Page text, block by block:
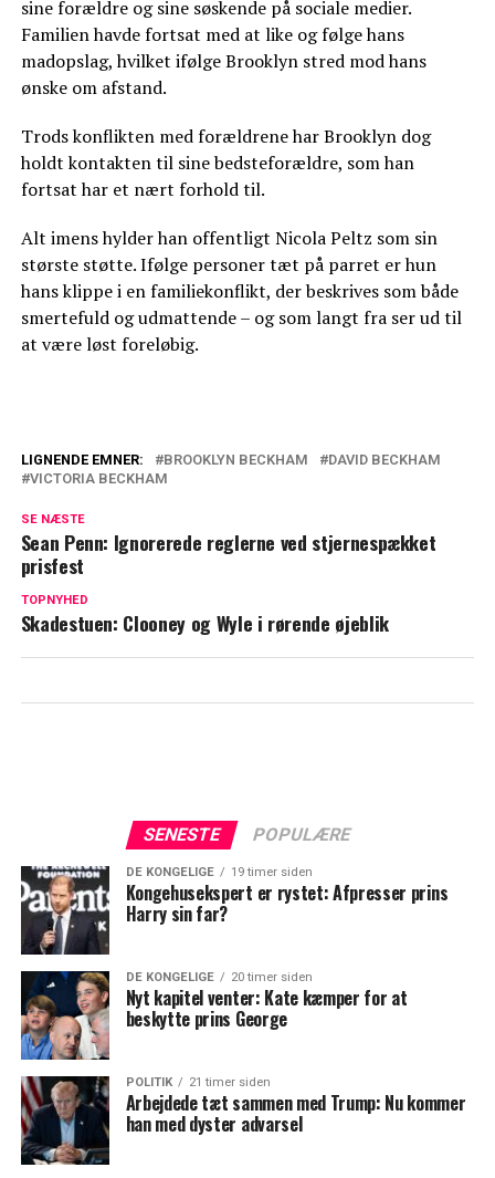
sine forældre og sine søskende på sociale medier.
Familien havde fortsat med at like og følge hans
madopslag, hvilket ifølge Brooklyn stred mod hans
ønske om afstand.
Trods konflikten med forældrene har Brooklyn dog
holdt kontakten til sine bedsteforældre, som han
fortsat har et nært forhold til.
Alt imens hylder han offentligt Nicola Peltz som sin
største støtte. Ifølge personer tæt på parret er hun
hans klippe i en familiekonflikt, der beskrives som både
smertefuld og udmattende – og som langt fra ser ud til
at være løst foreløbig.
David og Victoria er knuste: Beckham-
Kæmpe sorg for David og Victoria
LIGNENDE EMNER: BROOKLYN BECKHAM
DAVID BECKHAM
VICTORIA BECKHAM
SE NÆSTE
Sean Penn: Ignorerede reglerne ved stjernespækket
prisfest
TOPNYHED
Skadestuen: Clooney og Wyle i rørende øjeblik
SENESTE POPULÆRE
DE KONGELIGE 19 timer siden
Kongehusekspert er rystet: Afpresser prins
Harry sin far?
DE KONGELIGE 20 timer siden
Nyt kapitel venter: Kate kæmper for at
beskytte prins George
POLITIK 21 timer siden
Arbejdede tæt sammen med Trump: Nu kommer
han med dyster advarsel